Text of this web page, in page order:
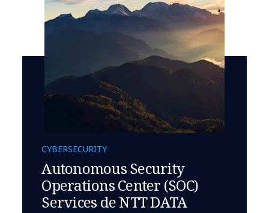
CYBERSECURITY
Autonomous Security
Operations Center (SOC)
Services de NTT DATA